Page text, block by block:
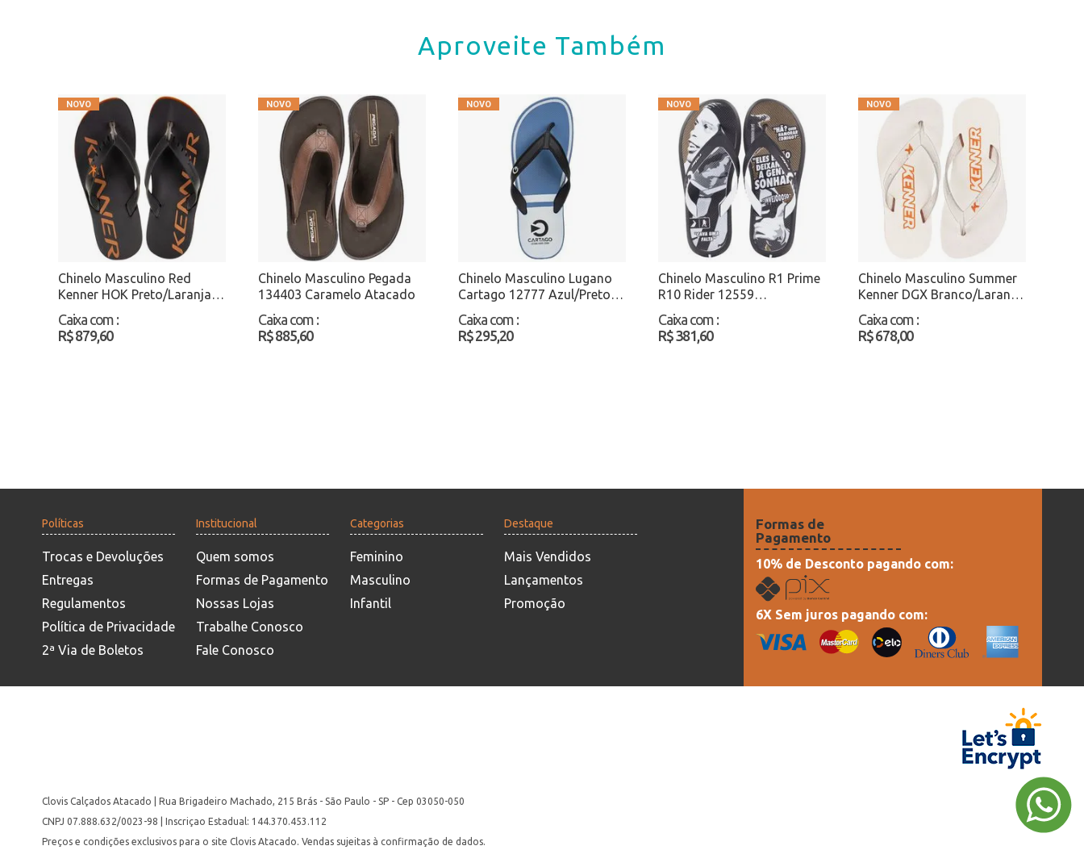
Aproveite Também
Chinelo Masculino Red
Kenner HOK Preto/Laranja
Atacado
Caixa com :
R$ 879,60
Chinelo Masculino Pegada
134403 Caramelo Atacado
Caixa com :
R$ 885,60
Chinelo Masculino Lugano
Cartago 12777 Azul/Preto
Atacado
Caixa com :
R$ 295,20
Chinelo Masculino R1 Prime
R10 Rider 12559
Preto/Branco Atacado
Caixa com :
R$ 381,60
Chinelo Masculino Summer
Kenner DGX Branco/Laranja
Atacado
Caixa com :
R$ 678,00
Políticas
Trocas e Devoluções
Entregas
Regulamentos
Política de Privacidade
2ª Via de Boletos
Institucional
Quem somos
Formas de Pagamento
Nossas Lojas
Trabalhe Conosco
Fale Conosco
Categorias
Feminino
Masculino
Infantil
Destaque
Mais Vendidos
Lançamentos
Promoção
Formas de
Pagamento
10% de Desconto pagando com:
6X Sem juros pagando com:
Clovis Calçados Atacado | Rua Brigadeiro Machado, 215 Brás - São Paulo - SP - Cep 03050-050
CNPJ 07.888.632/0023-98 | Inscriçao Estadual: 144.370.453.112
Preços e condições exclusivos para o site Clovis Atacado. Vendas sujeitas à confirmação de dados.